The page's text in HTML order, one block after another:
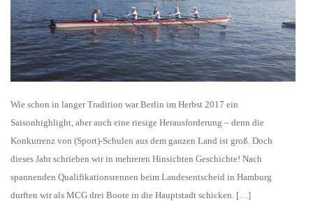
Wie schon in langer Tradition war Berlin im Herbst 2017 ein
Saisonhighlight, aber auch eine riesige Herausforderung – denn die
Konkurrenz von (Sport)-Schulen aus dem ganzen Land ist groß. Doch
dieses Jahr schrieben wir in mehreren Hinsichten Geschichte! Nach
spannenden Qualifikationsrennen beim Landesentscheid in Hamburg
durften wir als MCG drei Boote in die Hauptstadt schicken. […]